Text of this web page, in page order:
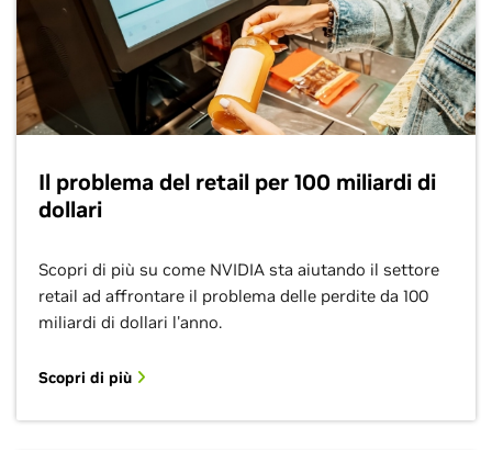
Il problema del retail per 100 miliardi di
dollari
Scopri di più su come NVIDIA sta aiutando il settore
retail ad affrontare il problema delle perdite da 100
miliardi di dollari l'anno.
Scopri di più